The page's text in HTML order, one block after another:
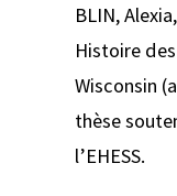
BLIN, Alexia,
Histoire
Wisconsin
thèse
l’EHESS.